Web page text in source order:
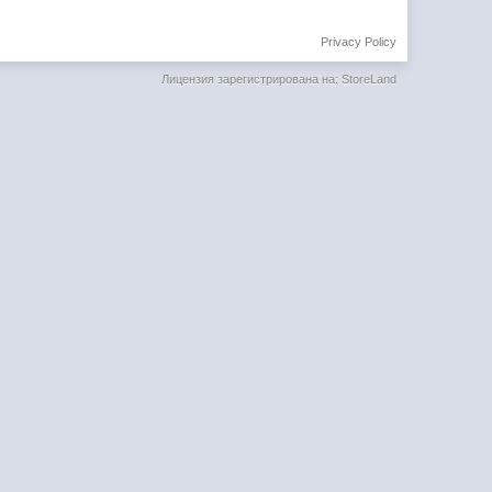
Privacy Policy
Лицензия зарегистрирована на: StoreLand